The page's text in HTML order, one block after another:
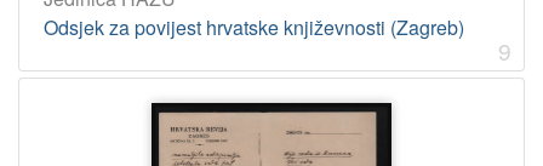
Odsjek za povijest hrvatske književnosti (Zagreb)
9